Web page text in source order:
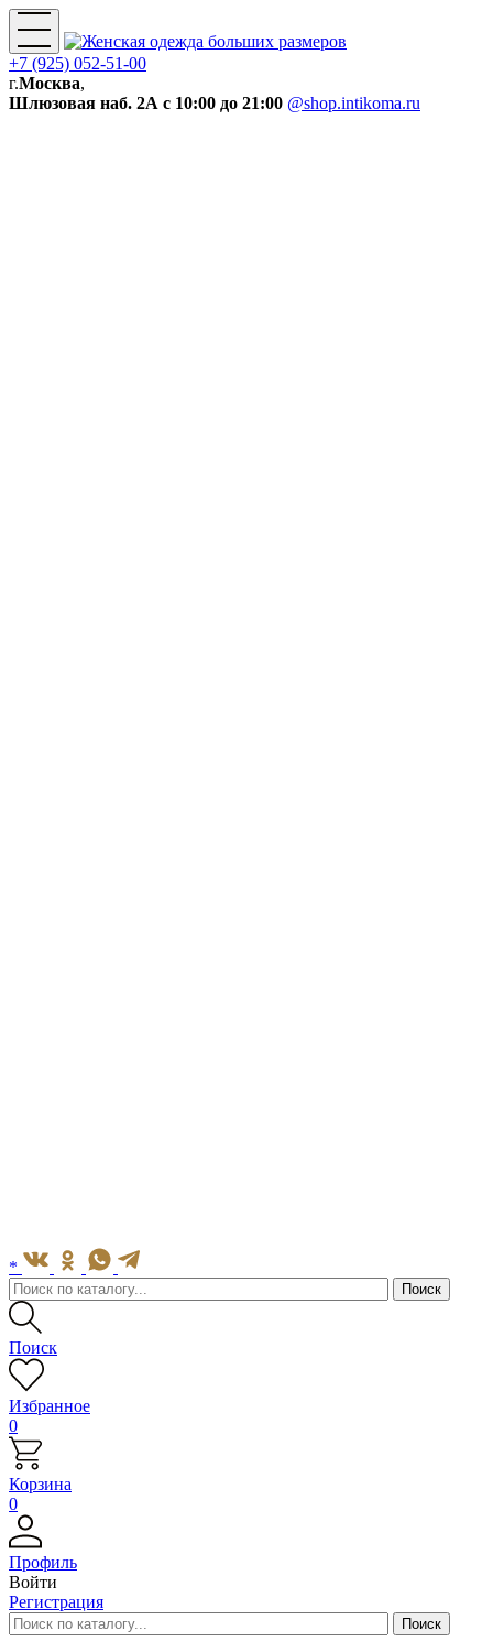
+7 (925) 052-51-00
г.Москва,
Шлюзовая наб. 2А с 10:00 до 21:00 @shop.intikoma.ru
*
Поиск
Избранное
0
Корзина
0
Профиль
Войти
Регистрация